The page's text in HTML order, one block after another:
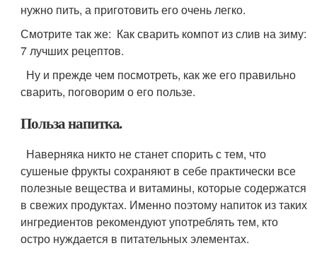
нужно пить, а приготовить его очень легко.
Смотрите так же: Как сварить компот из слив на зиму:
7 лучших рецептов.
Ну и прежде чем посмотреть, как же его правильно
сварить, поговорим о его пользе.
Польза напитка.
Наверняка никто не станет спорить с тем, что
сушеные фрукты сохраняют в себе практически все
полезные вещества и витамины, которые содержатся
в свежих продуктах. Именно поэтому напиток из таких
ингредиентов рекомендуют употреблять тем, кто
остро нуждается в питательных элементах.